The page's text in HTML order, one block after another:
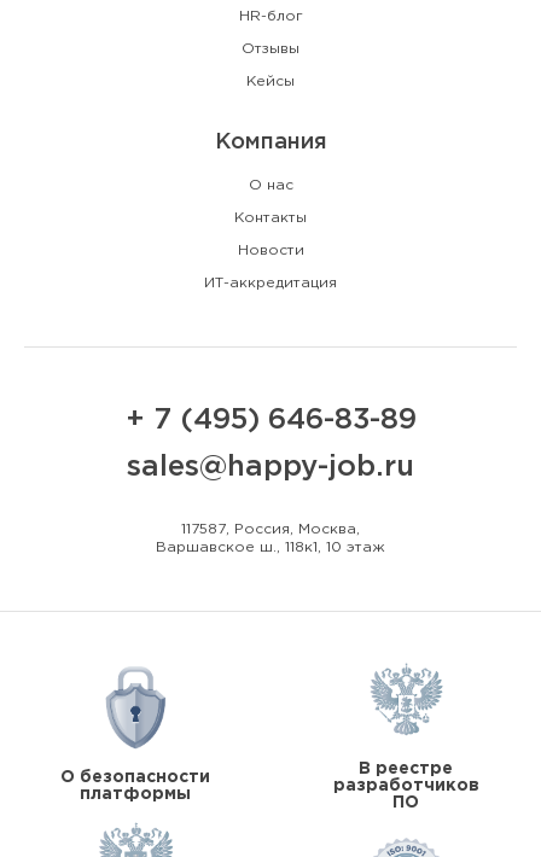
HR-блог
Отзывы
Кейсы
Компания
О нас
Контакты
Новости
ИТ-аккредитация
+ 7 (495) 646-83-89
sales@happy-job.ru
117587, Россия, Москва,
Варшавское ш., 118к1, 10 этаж
О безопасности
платформы
В реестре
разработчиков
ПО